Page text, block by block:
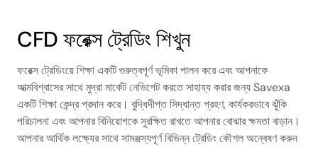
CFD ফরেক্স ট্রেডিং শিখুন
ফরেক্স ট্রেডিংয়ে শিক্ষা একটি গুরুত্বপূর্ণ ভূমিকা পালন করে এবং আপনাকে
আত্মবিশ্বাসের সাথে মুদ্রা মার্কেট নেভিগেট করতে সাহায্য করার জন্য Savexa
একটি শিক্ষা কেন্দ্র প্রদান করে। বুদ্ধিদীপ্ত সিদ্ধান্ত গ্রহণ, কার্যকরভাবে ঝুঁকি
পরিচালনা এবং আপনার বিনিয়োগকে সুরক্ষিত রাখতে আপনার বোঝার ক্ষমতা বাড়ান।
আপনার আর্থিক লক্ষ্যের সাথে সামঞ্জস্যপূর্ণ বিভিন্ন ট্রেডিং কৌশল অন্বেষণ করুন